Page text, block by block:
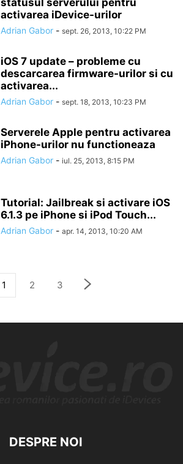
statusul serverului pentru
activarea iDevice-urilor
Adrian Gabor - sept. 26, 2013, 10:22 PM
iOS 7 update – probleme cu
descarcarea firmware-urilor si cu
activarea...
Adrian Gabor - sept. 18, 2013, 10:23 PM
Serverele Apple pentru activarea
iPhone-urilor nu functioneaza
Adrian Gabor - iul. 25, 2013, 8:15 PM
Tutorial: Jailbreak si activare iOS
6.1.3 pe iPhone si iPod Touch...
Adrian Gabor - apr. 14, 2013, 10:20 AM
1 2 3
DESPRE NOI